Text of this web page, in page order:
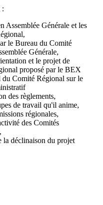
:
Assemblée Générale et les
le Bureau du Comité
Générale,
et le projet de
proposé par le BEX
du Comité Régional sur le
des règlements,
de travail qu'il anime,
régionales,
des Comités
la déclinaison du projet